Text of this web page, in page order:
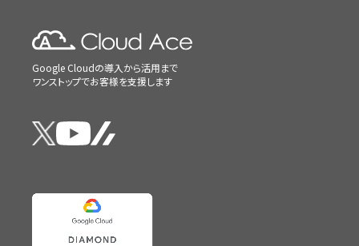
Google Cloudの導入から活用まで
ワンストップでお客様を支援します